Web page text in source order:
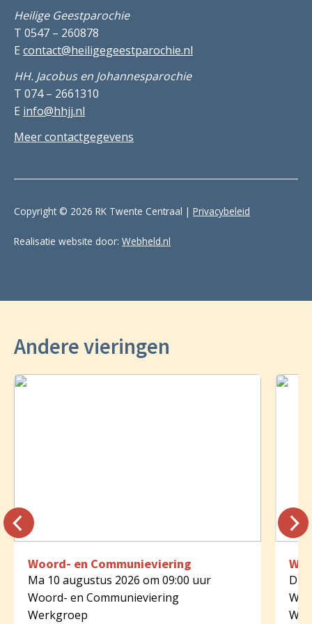
Heilige Geestparochie
T 0547 – 260878
E contact@heiligegeestparochie.nl
HH. Jacobus en Johannesparochie
T 074 – 2661310
E info@hhjj.nl
Meer contactgegevens
Copyright © 2026 RK Twente Centraal | Privacybeleid
Realisatie website door: Webheld.nl
Andere vieringen
Woord- en Communieviering
Ma 10 augustus 2026 om 09:00 uur
Woord- en Communieviering
Werkgroep
Di